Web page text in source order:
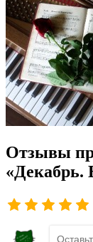
Отзывы
«Декабрь.